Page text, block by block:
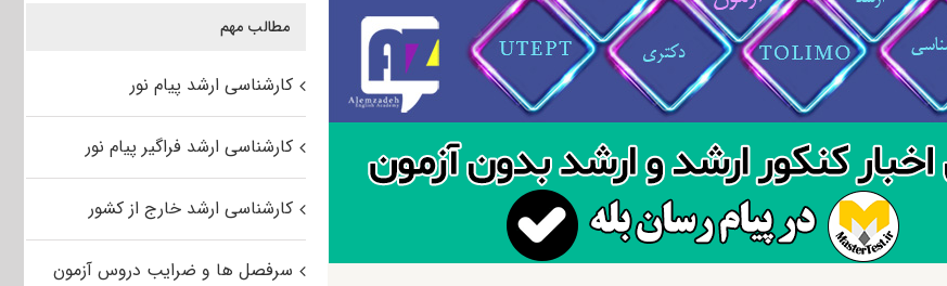
مطالب مهم
کارشناسی ارشد پیام نور
کارشناسی ارشد فراگیر پیام نور
کارشناسی ارشد خارج از کشور
سرفصل ها و ضرایب دروس آزمون